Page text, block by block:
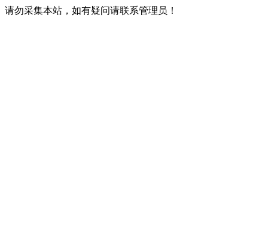
请勿采集本站，如有疑问请联系管理员！